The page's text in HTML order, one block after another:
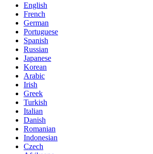
English
French
German
Portuguese
Spanish
Russian
Japanese
Korean
Arabic
Irish
Greek
Turkish
Italian
Danish
Romanian
Indonesian
Czech